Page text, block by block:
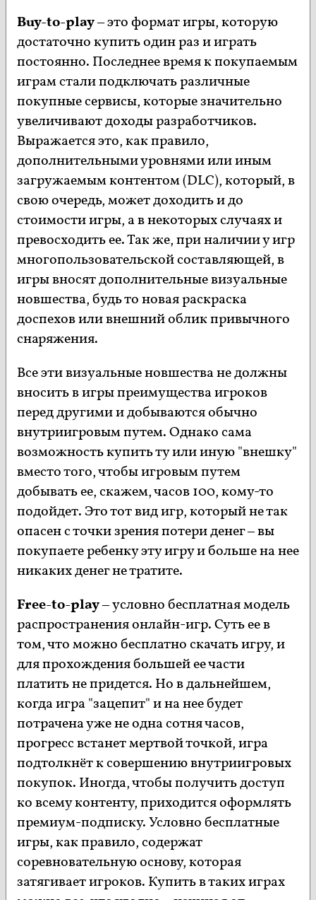
Buy-to-play– это формат игры, которую
достаточно купить один раз и играть
постоянно. Последнее время к покупаемым
играм стали подключать различные
покупные сервисы, которые значительно
увеличивают доходы разработчиков.
Выражается это, как правило,
дополнительными уровнями или иным
загружаемым контентом (DLC), который, в
свою очередь, может доходить и до
стоимости игры, а в некоторых случаях и
превосходить ее. Так же, при наличии у игр
многопользовательской составляющей, в
игры вносят дополнительные визуальные
новшества, будь то новая раскраска
доспехов или внешний облик привычного
снаряжения.
Все эти визуальные новшества не должны
вносить в игры преимущества игроков
перед другими и добываются обычно
внутриигровым путем. Однако сама
возможность купить ту или иную "внешку"
вместо того, чтобы игровым путем
добывать ее, скажем, часов 100, кому-то
подойдет. Это тот вид игр, который не так
опасен с точки зрения потери денег – вы
покупаете ребенку эту игру и больше на нее
никаких денег не тратите.
Free-to-play– условно бесплатная модель
распространения онлайн-игр. Суть ее в
том, что можно бесплатно скачать игру, и
для прохождения большей ее части
платить не придется. Но в дальнейшем,
когда игра "зацепит" и на нее будет
потрачена уже не одна сотня часов,
прогресс встанет мертвой точкой, игра
подтолкнёт к совершению внутриигровых
покупок. Иногда, чтобы получить доступ
ко всему контенту, приходится оформлять
премиум-подписку. Условно бесплатные
игры, как правило, содержат
соревновательную основу, которая
затягивает игроков. Купить в таких играх